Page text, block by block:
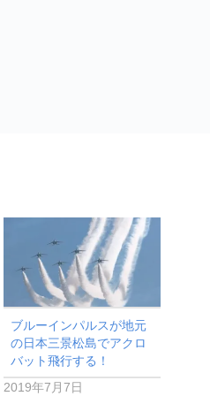
ブルーインパルスが地元
の日本三景松島でアクロ
バット飛行する！
2019年7月7日